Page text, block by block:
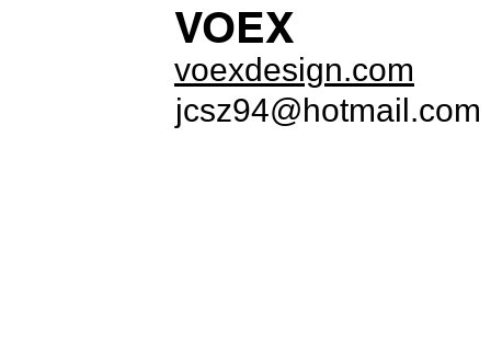
VOEX
voexdesign.com
jcsz94@hotmail.com